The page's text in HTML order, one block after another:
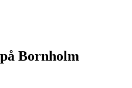
Bornholm